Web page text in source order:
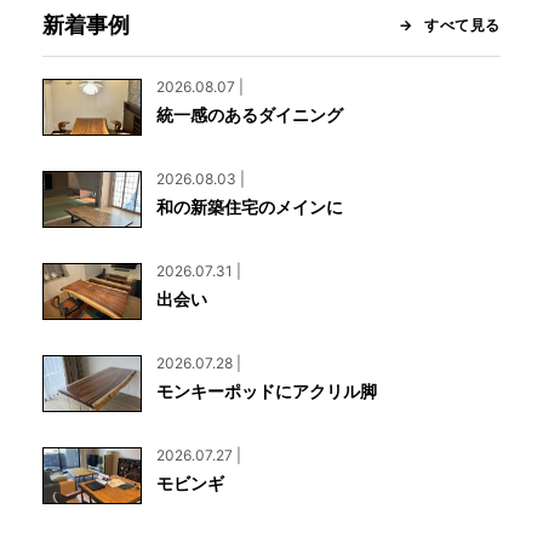
新着事例 すべて見る
2026.08.07 |
統一感のあるダイニング
2026.08.03 |
和の新築住宅のメインに
2026.07.31 |
出会い
2026.07.28 |
モンキーポッドにアクリル脚
2026.07.27 |
モビンギ